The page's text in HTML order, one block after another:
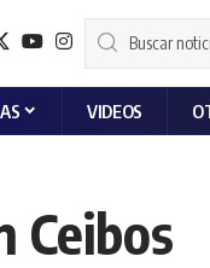
VIDEOS
Ceibos